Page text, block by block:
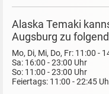
Alaska Temaki
Augsburg zu
Mo, Di, Mi, Do, Fr: 11:00 -
Sa: 16:00 - 23:00 Uhr
So: 11:00 - 23:00 Uhr
Feiertags: 11:00 - 22:45